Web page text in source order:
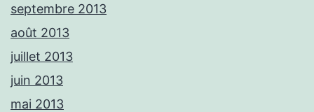
septembre 2013
août 2013
juillet 2013
juin 2013
mai 2013